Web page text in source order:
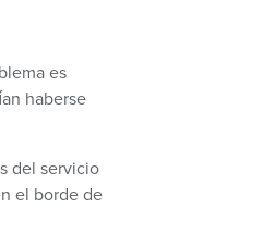
es
haberse
del servicio
el borde de